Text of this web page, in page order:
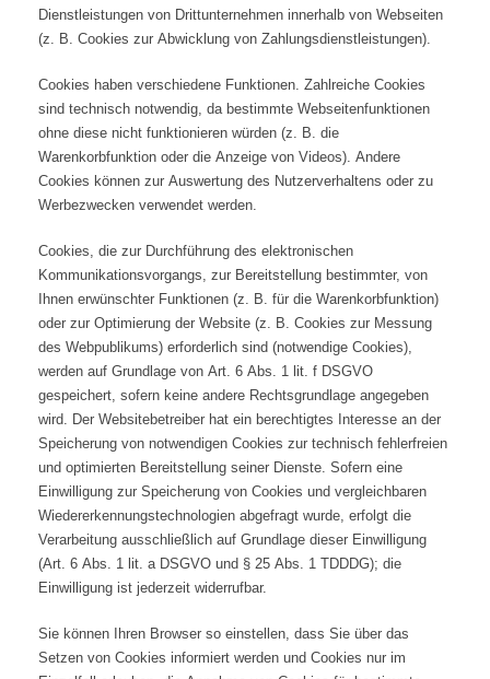
Dienstleistungen von Drittunternehmen innerhalb von Webseiten
(z. B. Cookies zur Abwicklung von Zahlungsdienstleistungen).
Cookies haben verschiedene Funktionen. Zahlreiche Cookies
sind technisch notwendig, da bestimmte Webseitenfunktionen
ohne diese nicht funktionieren würden (z. B. die
Warenkorbfunktion oder die Anzeige von Videos). Andere
Cookies können zur Auswertung des Nutzerverhaltens oder zu
Werbezwecken verwendet werden.
Cookies, die zur Durchführung des elektronischen
Kommunikationsvorgangs, zur Bereitstellung bestimmter, von
Ihnen erwünschter Funktionen (z. B. für die Warenkorbfunktion)
oder zur Optimierung der Website (z. B. Cookies zur Messung
des Webpublikums) erforderlich sind (notwendige Cookies),
werden auf Grundlage von Art. 6 Abs. 1 lit. f DSGVO
gespeichert, sofern keine andere Rechtsgrundlage angegeben
wird. Der Websitebetreiber hat ein berechtigtes Interesse an der
Speicherung von notwendigen Cookies zur technisch fehlerfreien
und optimierten Bereitstellung seiner Dienste. Sofern eine
Einwilligung zur Speicherung von Cookies und vergleichbaren
Wiedererkennungstechnologien abgefragt wurde, erfolgt die
Verarbeitung ausschließlich auf Grundlage dieser Einwilligung
(Art. 6 Abs. 1 lit. a DSGVO und § 25 Abs. 1 TDDDG); die
Einwilligung ist jederzeit widerrufbar.
Sie können Ihren Browser so einstellen, dass Sie über das
Setzen von Cookies informiert werden und Cookies nur im